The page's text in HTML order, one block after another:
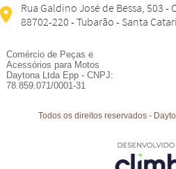
Rua Galdino José de Bessa, 503 -
88702-220 - Tubarão - Santa
Comércio de Peças e
Acessórios para Motos
Daytona Ltda Epp - CNPJ:
78.859.071/0001-31
Todos os direitos reservados -